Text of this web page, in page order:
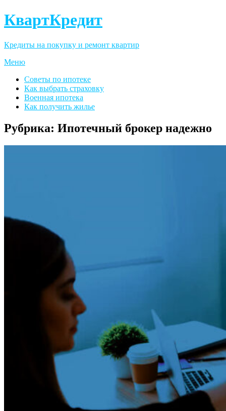
КвартКредит
Кредиты на покупку и ремонт квартир
Меню
Советы по ипотеке
Как выбрать страховку
Военная ипотека
Как получить жилье
Рубрика: Ипотечный брокер надежно